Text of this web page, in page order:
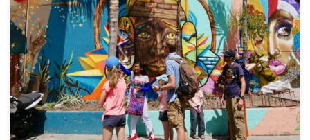
4 et 5/07/2019 – Nico. Pour beaucoup, Medellin rime avec Pablo
Escobar et le narcotrafic. Pour d’autres, c’est aujourd’hui la
capitale culturelle de la Colombie qui a su faire face à son histoire
et devenir une des villes les plus agréables du pays. Nous y
arrivons vers midi, et posons […]